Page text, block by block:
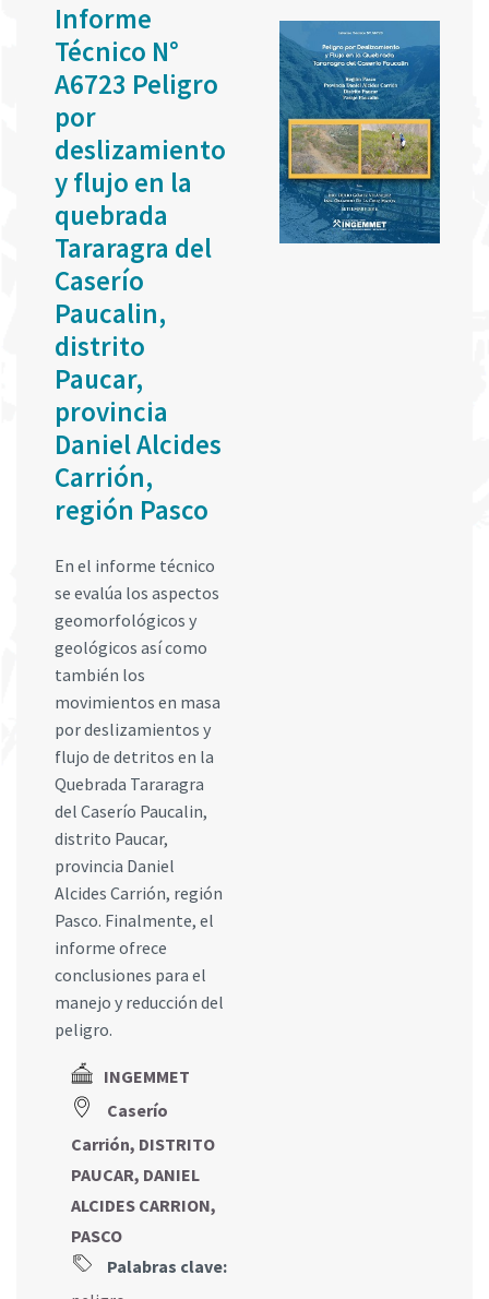
Informe
Técnico N°
A6723 Peligro
por
deslizamiento
y flujo en la
quebrada
Tararagra del
Caserío
Paucalin,
distrito
Paucar,
provincia
Daniel Alcides
Carrión,
región Pasco
En el informe técnico
se evalúa los aspectos
geomorfológicos y
geológicos así como
también los
movimientos en masa
por deslizamientos y
flujo de detritos en la
Quebrada Tararagra
del Caserío Paucalin,
distrito Paucar,
provincia Daniel
Alcides Carrión, región
Pasco. Finalmente, el
informe ofrece
conclusiones para el
manejo y reducción del
peligro.
INGEMMET
Caserío
Carrión, DISTRITO
PAUCAR, DANIEL
ALCIDES CARRION,
PASCO
Palabras clave: